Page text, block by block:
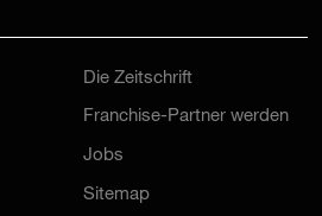
Die Zeitschrift
Franchise-Partner werden
Jobs
Sitemap